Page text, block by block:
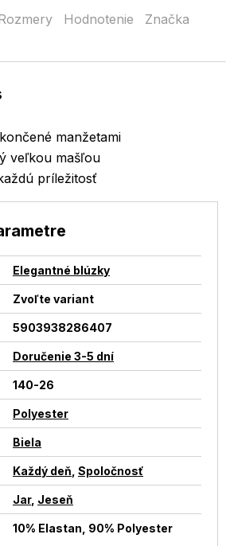
Hodnotenie
Značka
manžetami
veľkou mašľou
príležitosť
Elegantné blúzky
Zvoľte variant
5903938286407
Doručenie 3-5 dní
140-26
Polyester
Biela
Každý deň Spoločnosť
Jar, Jeseň
10% Elastan, 90% Polyester